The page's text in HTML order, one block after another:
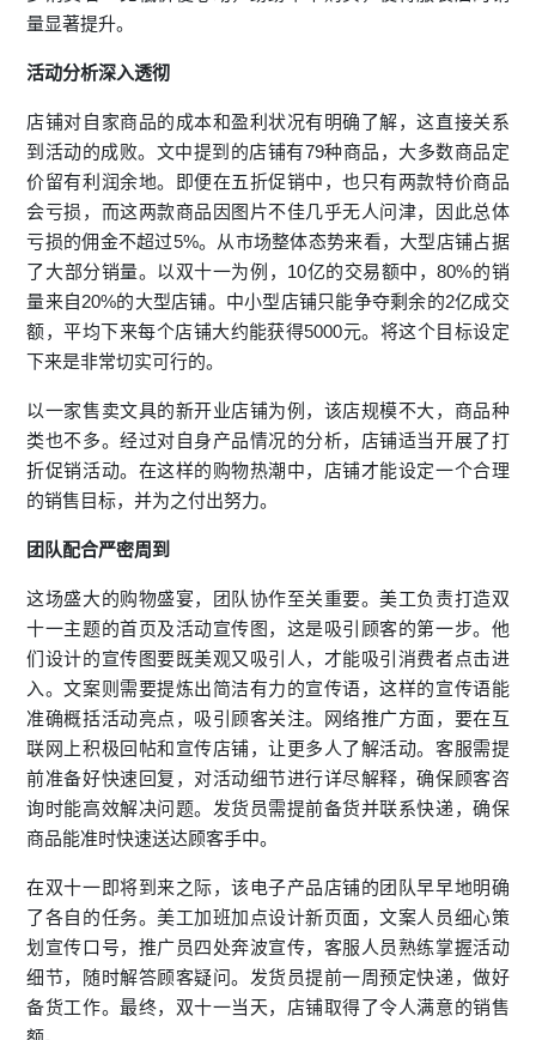
量显著提升。
活动分析深入透彻
店铺对自家商品的成本和盈利状况有明确了解，这直接关系
到活动的成败。文中提到的店铺有79种商品，大多数商品定
价留有利润余地。即便在五折促销中，也只有两款特价商品
会亏损，而这两款商品因图片不佳几乎无人问津，因此总体
亏损的佣金不超过5%。从市场整体态势来看，大型店铺占据
了大部分销量。以双十一为例，10亿的交易额中，80%的销
量来自20%的大型店铺。中小型店铺只能争夺剩余的2亿成交
额，平均下来每个店铺大约能获得5000元。将这个目标设定
下来是非常切实可行的。
以一家售卖文具的新开业店铺为例，该店规模不大，商品种
类也不多。经过对自身产品情况的分析，店铺适当开展了打
折促销活动。在这样的购物热潮中，店铺才能设定一个合理
的销售目标，并为之付出努力。
团队配合严密周到
这场盛大的购物盛宴，团队协作至关重要。美工负责打造双
十一主题的首页及活动宣传图，这是吸引顾客的第一步。他
们设计的宣传图要既美观又吸引人，才能吸引消费者点击进
入。文案则需要提炼出简洁有力的宣传语，这样的宣传语能
准确概括活动亮点，吸引顾客关注。网络推广方面，要在互
联网上积极回帖和宣传店铺，让更多人了解活动。客服需提
前准备好快速回复，对活动细节进行详尽解释，确保顾客咨
询时能高效解决问题。发货员需提前备货并联系快递，确保
商品能准时快速送达顾客手中。
在双十一即将到来之际，该电子产品店铺的团队早早地明确
了各自的任务。美工加班加点设计新页面，文案人员细心策
划宣传口号，推广员四处奔波宣传，客服人员熟练掌握活动
细节，随时解答顾客疑问。发货员提前一周预定快递，做好
备货工作。最终，双十一当天，店铺取得了令人满意的销售